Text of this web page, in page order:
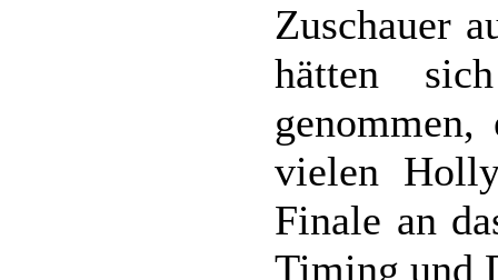
Zuschauer
hätten
genommen,
vielen
Finale an
Timing und